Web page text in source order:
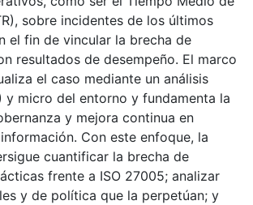
sobre incidentes de los últimos
el fin de vincular la brecha de
resultados de desempeño. El marco
el caso mediante un análisis
y micro del entorno y fundamenta la
y mejora continua en
Con este enfoque, la
cuantificar la brecha de
frente a ISO 27005; analizar
y de política que la perpetúan; y